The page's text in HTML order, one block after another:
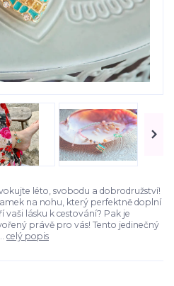
léto, svobodu a dobrodružství!
na nohu, který perfektně doplní
lásku k cestování? Pak je
právě pro vás! Tento jedinečný
celý popis